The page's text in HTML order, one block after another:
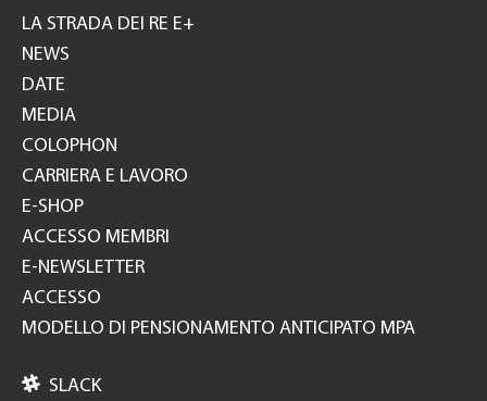
GH
LA STRADA DEI RE E+
NEWS
DATE
MEDIA
COLOPHON
CARRIERA E LAVORO
E-SHOP
ACCESSO MEMBRI
E-NEWSLETTER
ACCESSO
MODELLO DI PENSIONAMENTO ANTICIPATO MPA
 SLACK